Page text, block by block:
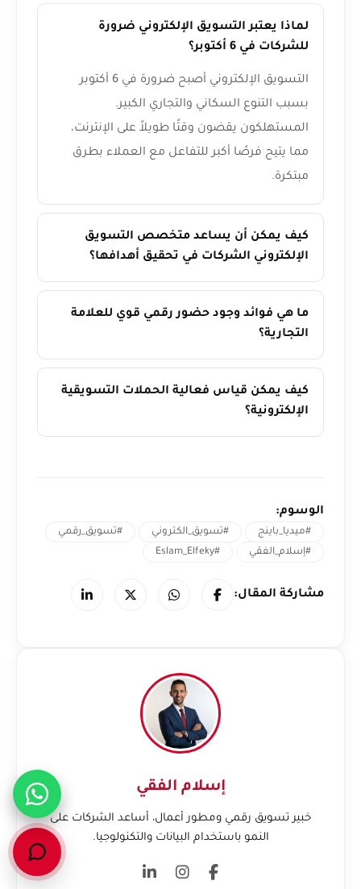
لماذا يعتبر التسويق الإلكتروني ضرورة
للشركات في 6 أكتوبر؟
التسويق الإلكتروني أصبح ضرورة في 6 أكتوبر
بسبب التنوع السكاني والتجاري الكبير.
المستهلكون يقضون وقتًا طويلاً على الإنترنت،
مما يتيح فرصًا أكبر للتفاعل مع العملاء بطرق
مبتكرة.
كيف يمكن أن يساعد متخصص التسويق
الإلكتروني الشركات في تحقيق أهدافها؟
ما هي فوائد وجود حضور رقمي قوي للعلامة
التجارية؟
كيف يمكن قياس فعالية الحملات التسويقية
الإلكترونية؟
الوسوم:
#ميديا_باينج #تسويق_الكتروني
#تسويق_رقمي
#إسلام_الفقي
#Eslam_Elfeky
مشاركة المقال:
إسلام الفقي
خبير تسويق رقمي ومطور أعمال، أساعد الشركات على
النمو باستخدام البيانات والتكنولوجيا.